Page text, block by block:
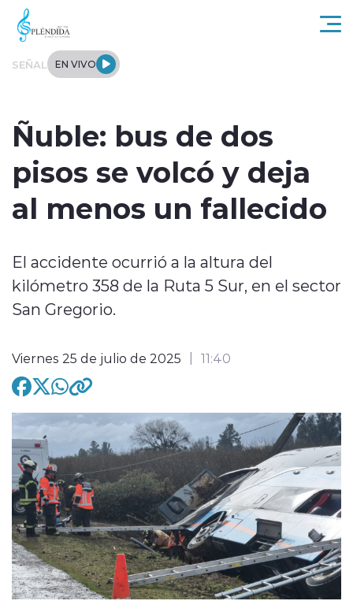
Click acá para ir directamente al contenido
SEÑAL EN VIVO
Entrevistas
Deportes
modo claro
Ñuble: bus de dos
pisos se volcó y deja
al menos un fallecido
El accidente ocurrió a la altura del
kilómetro 358 de la Ruta 5 Sur, en el sector
San Gregorio.
Viernes 25 de julio de 2025 11:40